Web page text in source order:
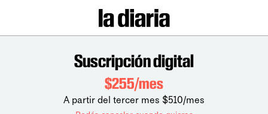
Suscripción digital
$255/mes
A partir del tercer mes $510/mes